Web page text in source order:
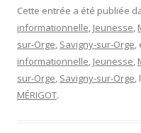
Cette entrée a été publiée
informationnelle, Jeunesse,
sur-Orge, Savigny-sur-Orge,
informationnelle, Jeunesse,
sur-Orge, Savigny-sur-Orge,
MÉRIGOT.